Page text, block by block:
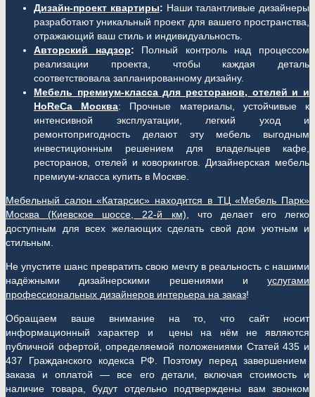
Дизайн-проект квартиры: Наши талантливые дизайнеры
разработают уникальный проект для вашего пространства,
отражающий ваш стиль и индивидуальность.
Авторский надзор: Полный контроль над процессом
реализации проекта, чтобы каждая деталь
соответствовала запланированному дизайну.
Мебель премиум-класса для ресторанов, отелей и и
HoReCa Москва: Прочные материалы, устойчивые к
интенсивной эксплуатации, легкий уход и
ремонтопригодность делают эту мебель выгодным
инвестиционным решением для владельцев кафе,
ресторанов, отелей и коворкингов. Дизайнерская мебель
премиум-класса купить в Москве.
Мебельный салон «Катарсис» находится в ТЦ «Мебель Парк»
Москва (Киевское шоссе, 22-й км) , что делает его легко
доступным для всех желающих сделать свой дом уютным и
стильным.
Не упустите шанс превратить свою мечту в реальность с нашими
надёжными дизайнерскими решениями и услугами
профессиональных дизайнеров интерьера на заказ!
Обращаем ваше внимание на то, что сайт носит
информационный характер и цены на нём не являются
публичной офертой, определяемой положениями Статей 435 и
437 Гражданского кодекса РФ. Поэтому перед завершением
заказа и оплатой — все его детали, включая стоимость и
наличие товара, будут отдельно подтверждены вам звонком